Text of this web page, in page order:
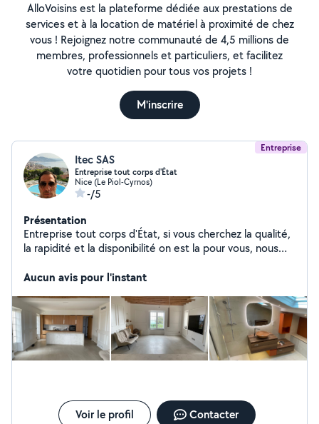
AlloVoisins est la plateforme dédiée aux prestations de
services et à la location de matériel à proximité de chez
vous ! Rejoignez notre communauté de 4,5 millions de
membres, professionnels et particuliers, et facilitez
votre quotidien pour tous vos projets !
M'inscrire
Entreprise
Itec SAS
Entreprise tout corps d'État
Nice (Le Piol-Cyrnos)
-/5
Présentation
Entreprise tout corps d'État, si vous cherchez la qualité,
la rapidité et la disponibilité on est la pour vous, nous
Aucun avis pour l'instant
Voir le profil Contacter